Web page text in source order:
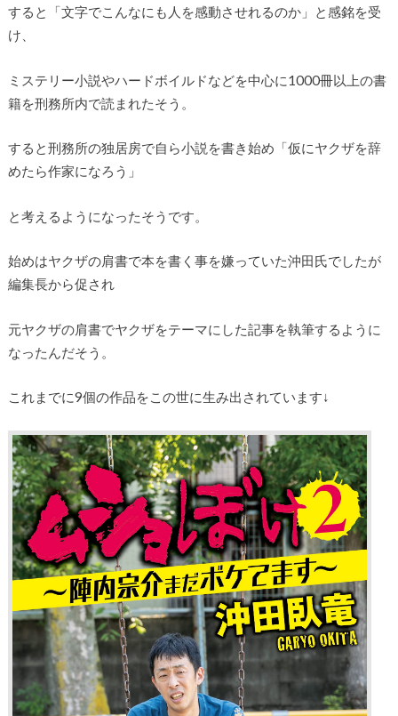
すると「文字でこんなにも人を感動させれるのか」と感銘を受
け、
ミステリー小説やハードボイルドなどを中心に1000冊以上の書
籍を刑務所内で読まれたそう。
すると刑務所の独居房で自ら小説を書き始め「仮にヤクザを辞
めたら作家になろう」
と考えるようになったそうです。
始めはヤクザの肩書で本を書く事を嫌っていた沖田氏でしたが
編集長から促され
元ヤクザの肩書でヤクザをテーマにした記事を執筆するように
なったんだそう。
これまでに9個の作品をこの世に生み出されています↓